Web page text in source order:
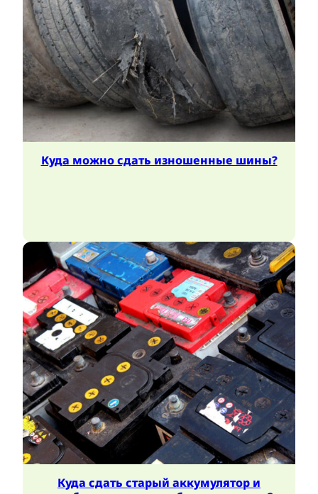
Куда можно сдать изношенные шины?
Куда сдать старый аккумулятор и